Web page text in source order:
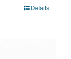
Details